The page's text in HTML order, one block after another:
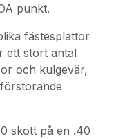
punkt.
fästesplattor
ett stort antal
och kulgevär,
skott på en .40